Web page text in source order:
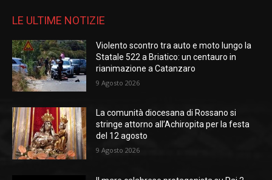
LE ULTIME NOTIZIE
Violento scontro tra auto e moto lungo la
Statale 522 a Briatico: un centauro in
rianimazione a Catanzaro
9 Agosto 2026
La comunità diocesana di Rossano si
stringe attorno all’Achiropita per la festa
del 12 agosto
9 Agosto 2026